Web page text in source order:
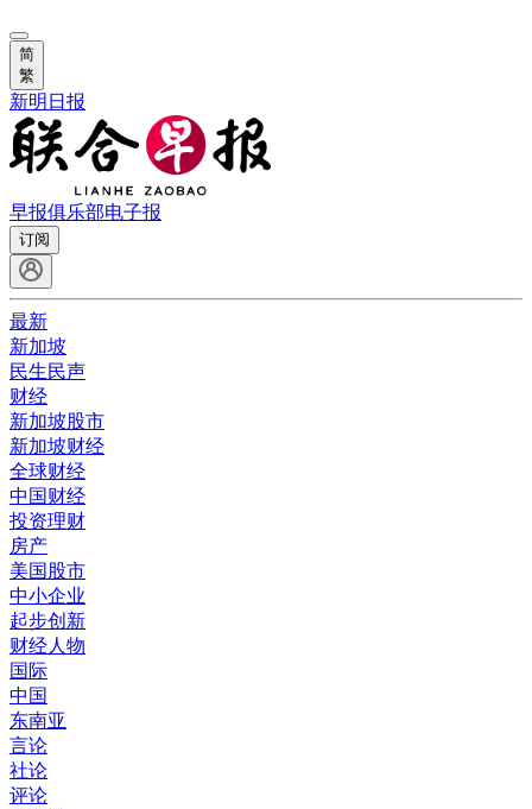
简
繁
新明日报
早报俱乐部电子报
订阅
最新
新加坡
民生民声
财经
新加坡股市
新加坡财经
全球财经
中国财经
投资理财
房产
美国股市
中小企业
起步创新
财经人物
国际
中国
东南亚
言论
社论
评论